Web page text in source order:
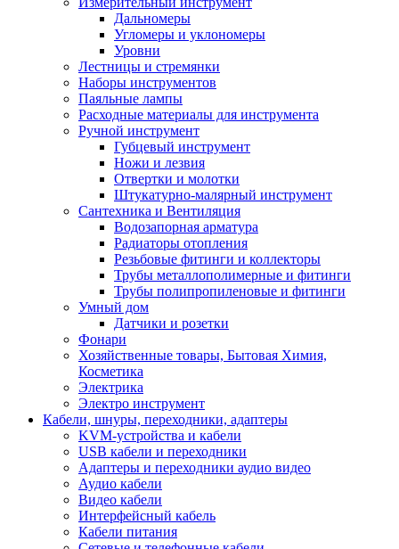
Дальномеры
Угломеры и уклономеры
Уровни
Лестницы и стремянки
Наборы инструментов
Паяльные лампы
Расходные материалы для инструмента
Ручной инструмент
Губцевый инструмент
Ножи и лезвия
Отвертки и молотки
Штукатурно-малярный инструмент
Сантехника и Вентиляция
Водозапорная арматура
Радиаторы отопления
Резьбовые фитинги и коллекторы
Трубы металлополимерные и фитинги
Трубы полипропиленовые и фитинги
Умный дом
Датчики и розетки
Фонари
Хозяйственные товары, Бытовая Химия,
Косметика
Электрика
Электро инструмент
Кабели, шнуры, переходники, адаптеры
KVM-устройства и кабели
USB кабели и переходники
Адаптеры и переходники аудио видео
Аудио кабели
Видео кабели
Интерфейсный кабель
Кабели питания